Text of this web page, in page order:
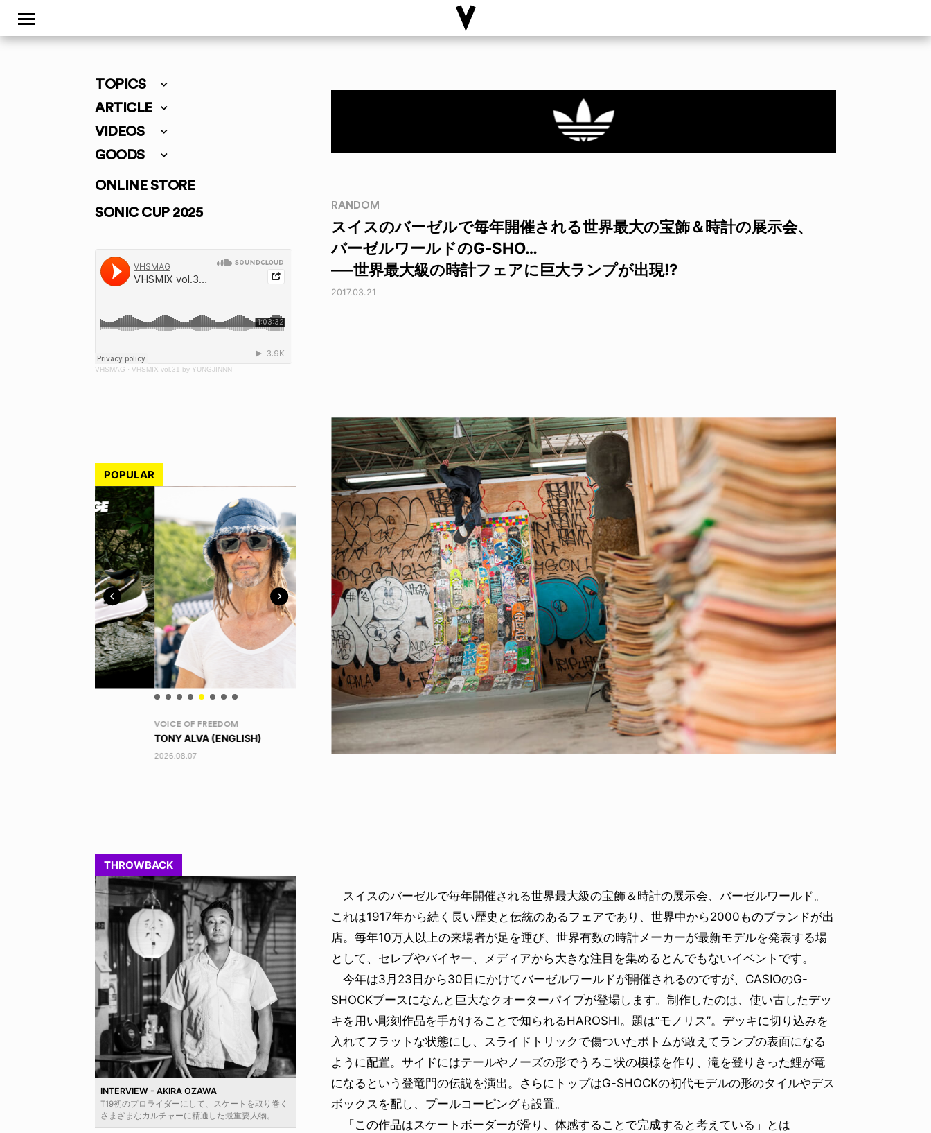
TOPICS
ARTICLE
VIDEOS
GOODS
ONLINE STORE
SONIC CUP 2025
VHSMAG · VHSMIX vol.31 by YUNGJINNN
POPULAR
VOICE OF FREEDOM
TONY ALVA (ENGLISH)
RANDOM
DINOSAUR JR.
2026.08.06
VOICE OF FREEDOM
AKIRA OZAWA / 尾澤 彰
2021.09.02
IZURU NAGAHARA / 永原依弦
2026.08.05
THROWBACK
INTERVIEW - AKIRA OZAWA
T19初のプロライダーにして、スケートを取り巻く
さまざまなカルチャーに精通した最重要人物。
RANDOM
スイスのバーゼルで毎年開催される世界最大の宝飾＆時計の展示会、
バーゼルワールドのG-SHO…
──世界最大級の時計フェアに巨大ランプが出現!?
2017.03.21
スイスのバーゼルで毎年開催される世界最大級の宝飾＆時計の展示会、バーゼルワールド。
これは1917年から続く長い歴史と伝統のあるフェアであり、世界中から2000ものブランドが出
店。毎年10万人以上の来場者が足を運び、世界有数の時計メーカーが最新モデルを発表する場
として、セレブやバイヤー、メディアから大きな注目を集めるとんでもないイベントです。
今年は3月23日から30日にかけてバーゼルワールドが開催されるのですが、CASIOのG-
SHOCKブースになんと巨大なクオーターパイプが登場します。制作したのは、使い古したデッ
キを用い彫刻作品を手がけることで知られるHAROSHI。題は“モノリス”。デッキに切り込みを
入れてフラットな状態にし、スライドトリックで傷ついたボトムが敢えてランプの表面になる
ように配置。サイドにはテールやノーズの形でうろこ状の模様を作り、滝を登りきった鯉が竜
になるという登竜門の伝説を演出。さらにトップはG-SHOCKの初代モデルの形のタイルやデス
ボックスを配し、プールコーピングも設置。
「この作品はスケートボーダーが滑り、体感することで完成すると考えている」とは